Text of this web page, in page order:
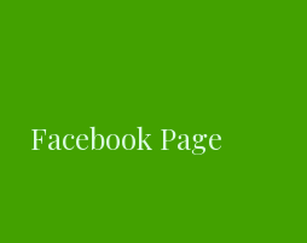
Facebook Page